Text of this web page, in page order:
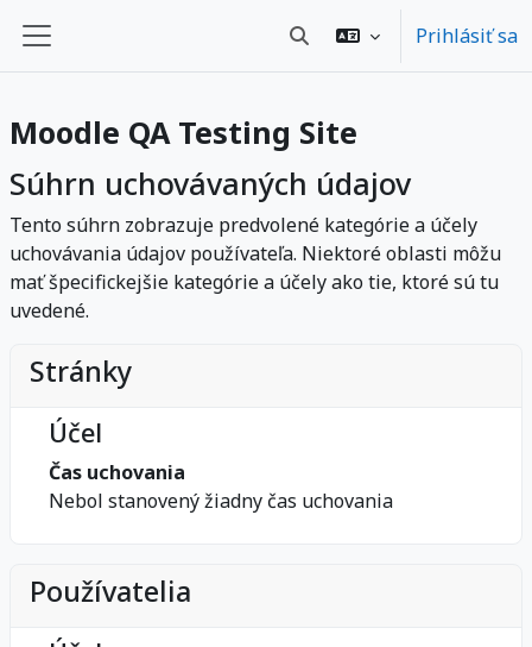
Bočný panel Prepnúť vyhľadávanie
Prihlásiť sa
Moodle QA Testing Site
Súhrn uchovávaných údajov
Tento súhrn zobrazuje predvolené kategórie a účely
uchovávania údajov používateľa. Niektoré oblasti môžu
mať špecifickejšie kategórie a účely ako tie, ktoré sú tu
uvedené.
Stránky
Účel
Čas uchovania
Nebol stanovený žiadny čas uchovania
Používatelia